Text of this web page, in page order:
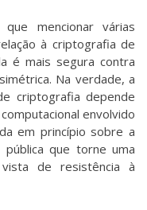
mencionar várias
à criptografia de
é mais segura contra
Na verdade, a
criptografia depende
envolvido
em princípio sobre a
que torne uma
de resistência à